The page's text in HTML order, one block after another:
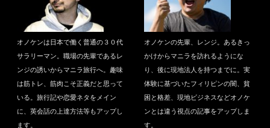
オノケンは日本で働く普通の３０代
サラリーマン。職場の先輩であるレ
ンジの誘いからマニラ旅行へ。趣味
は筋トレ、筋肉こそ正義だと思って
いる。旅行記や恋愛ネタをメイン
に、英会話の上達方法等もアップし
ます。
オノケンの先輩、レンジ。あるきっ
かけからマニラを訪れるようにな
り、後に現地法人を持つまでに。実
体験に基づいたフィリピンの闇、貧
困と格差、現地ビジネスなどオノケ
ンとは違う視点の記事をアップしま
す。